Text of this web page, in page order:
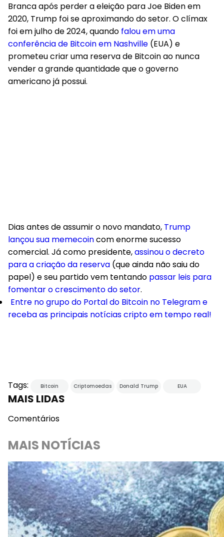
Branca após perder a eleição para Joe Biden em
2020, Trump foi se aproximando do setor. O clímax
foi em julho de 2024, quando falou em uma
conferência de Bitcoin em Nashville (EUA) e
prometeu criar uma reserva de Bitcoin ao nunca
vender a grande quantidade que o governo
americano já possui.
Dias antes de assumir o novo mandato, Trump
lançou sua memecoincom enorme sucesso
comercial. Já como presidente,assinou o decreto
para a criação da reserva (que ainda não saiu do
papel) e seu partido vem tentando passar leis para
fomentar o crescimento do setor.
Entre no grupo do Portal do Bitcoin no Telegram e
receba as principais notícias cripto em tempo real!
Tags: Bitcoin Criptomoedas Donald Trump EUA
MAIS LIDAS
Comentários
MAIS NOTÍCIAS